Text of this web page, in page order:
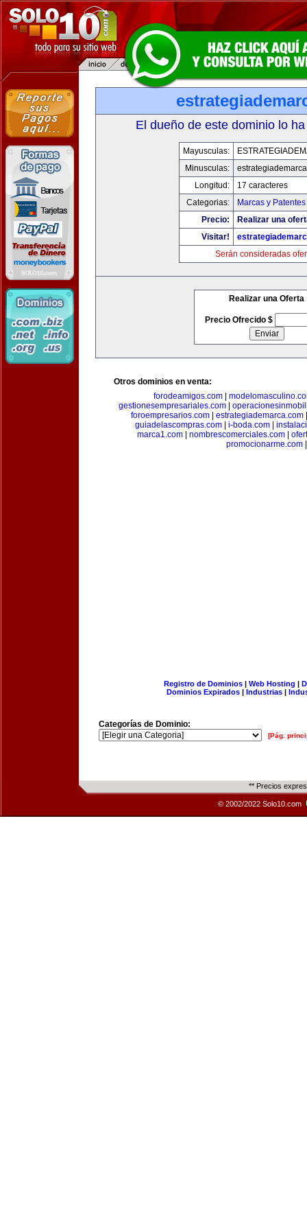
El dueño de este dominio lo
Mayusculas:
Minusculas:
Longitud:
17 caracteres
Categorias:
Marcas y Patentes
Precio:
Realizar una
Visitar!
Serán consideradas
Realizar una Oferta
Precio Ofrecido $
Otros dominios en venta:
forodeamigos.com
gestionesempresariales.com
foroempresarios.com| estrategiademarca.com
guiadelascompras.com
i-boda.com
marca1.com| nombrescomerciales.com|
promocionarme.com
Registro de Dominios| Web Hosting |
Dominios Expirados | Industrias |
Categorías de Dominio:
[Pág.
** Precios
© 2002/2022 Solo10.com